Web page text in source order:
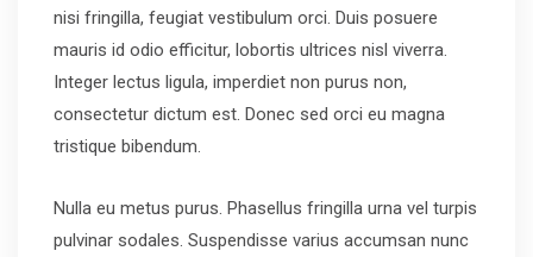
nisi fringilla, feugiat vestibulum orci. Duis posuere
mauris id odio efficitur, lobortis ultrices nisl viverra.
Integer lectus ligula, imperdiet non purus non,
consectetur dictum est. Donec sed orci eu magna
tristique bibendum.
Nulla eu metus purus. Phasellus fringilla urna vel turpis
pulvinar sodales. Suspendisse varius accumsan nunc